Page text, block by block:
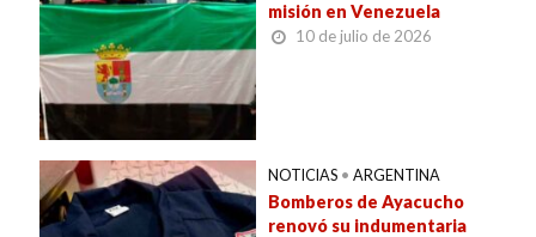
misión en Venezuela
10 de julio de 2026
NOTICIAS • ARGENTINA
Bomberos de Ayacucho
renovó su indumentaria